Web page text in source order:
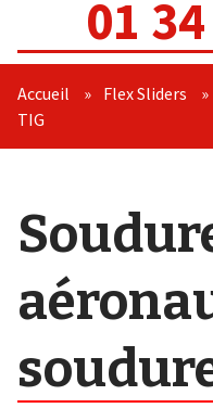
01
Accueil » Flex Sliders »
TIG